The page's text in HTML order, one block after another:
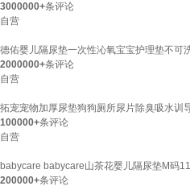
3000000+条评论
自营
德佑婴儿隔尿垫一次性沁氧宝宝护理垫不可
2000000+条评论
自营
拓宠宠物加厚尿垫狗狗厕所尿片除臭吸水训
100000+条评论
自营
babycare babycare山茶花婴儿隔尿垫M码
200000+条评论